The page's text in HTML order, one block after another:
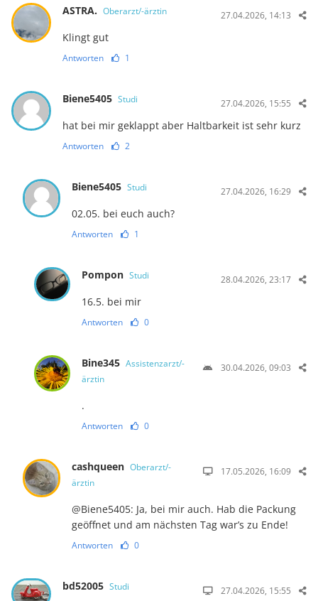
ASTRA. Oberarzt/-ärztin 27.04.2026, 14:13
Klingt gut
Antworten 1
Biene5405 Studi 27.04.2026, 15:55
hat bei mir geklappt aber Haltbarkeit ist sehr kurz
Antworten 2
Biene5405 Studi 27.04.2026, 16:29
02.05. bei euch auch?
Antworten 1
Pompon Studi 28.04.2026, 23:17
16.5. bei mir
Antworten 0
Bine345 Assistenzarzt/-
ärztin
30.04.2026, 09:03
.
Antworten 0
cashqueen Oberarzt/-
ärztin
17.05.2026, 16:09
@Biene5405: Ja, bei mir auch. Hab die Packung
geöffnet und am nächsten Tag war’s zu Ende!
Antworten 0
bd52005 Studi 27.04.2026, 15:55